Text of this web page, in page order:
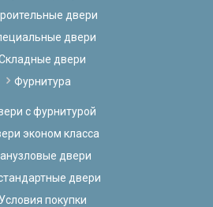
двери
двери
двери
Фурнитура
с фурнитурой
эконом класса
двери
двери
Условия покупки